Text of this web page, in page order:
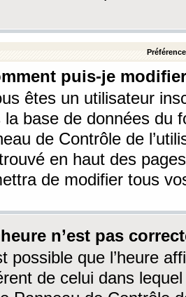
puis-je
êtes un utilisateur
la base de données du
de Contrôle de
en haut des
de modifier tous
n’est pas
possible que l’heure
de celui dans